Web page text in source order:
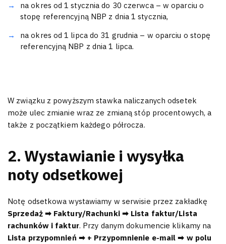
na okres od 1 stycznia do 30 czerwca – w oparciu o
stopę referencyjną NBP z dnia 1 stycznia,
na okres od 1 lipca do 31 grudnia – w oparciu o stopę
referencyjną NBP z dnia 1 lipca.
W związku z powyższym stawka naliczanych odsetek
może ulec zmianie wraz ze zmianą stóp procentowych, a
także z początkiem każdego półrocza.
2. Wystawianie i wysyłka
noty odsetkowej
Notę odsetkowa wystawiamy w serwisie przez zakładkę
Sprzedaż ➡ Faktury/Rachunki ➡ Lista faktur/Lista
rachunków i faktur. Przy danym dokumencie klikamy na
Lista przypomnień ➡ + Przypomnienie e-mail ➡ w polu